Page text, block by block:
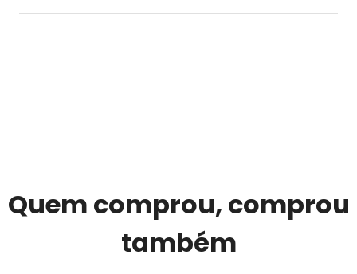
Quem comprou, comprou
também